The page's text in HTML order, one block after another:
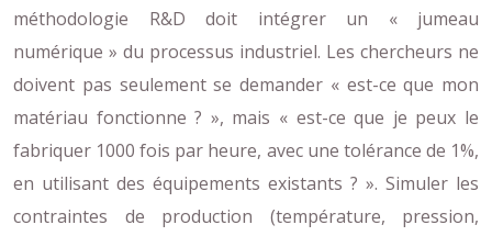
méthodologie R&D doit intégrer un « jumeau
numérique » du processus industriel. Les chercheurs ne
doivent pas seulement se demander « est-ce que mon
matériau fonctionne ? », mais « est-ce que je peux le
fabriquer 1000 fois par heure, avec une tolérance de 1%,
en utilisant des équipements existants ? ». Simuler les
contraintes de production (température, pression,